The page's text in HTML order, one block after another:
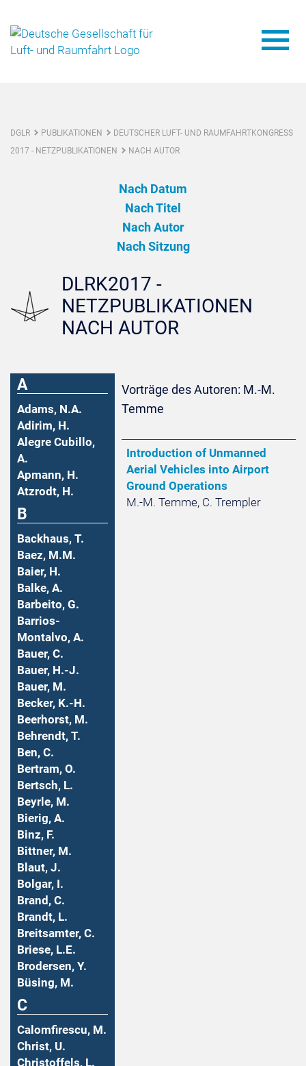
DGLR PUBLIKATIONEN
DEUTSCHER LUFT- UND RAUMFAHRTKONGRESS
2017 - NETZPUBLIKATIONEN
NACH AUTOR
Nach Datum
Nach Titel
Nach Autor
Nach Sitzung
DLRK2017 -
NETZPUBLIKATIONEN
NACH AUTOR
A
Adams, N.A.
Adirim, H.
Alegre Cubillo,
A.
Apmann, H.
Atzrodt, H.
B
Backhaus, T.
Baez, M.M.
Baier, H.
Balke, A.
Barbeito, G.
Barrios-
Montalvo, A.
Bauer, C.
Bauer, H.-J.
Bauer, M.
Becker, K.-H.
Beerhorst, M.
Behrendt, T.
Ben, C.
Bertram, O.
Bertsch, L.
Beyrle, M.
Bierig, A.
Binz, F.
Bittner, M.
Blaut, J.
Bolgar, I.
Brand, C.
Brandt, L.
Breitsamter, C.
Briese, L.E.
Brodersen, Y.
Büsing, M.
C
Calomfirescu, M.
Christ, U.
Christoffels, L.
Vorträge des Autoren: M.-M.
Temme
Introduction of Unmanned
Aerial Vehicles into Airport
Ground Operations
M.-M. Temme, C. Trempler